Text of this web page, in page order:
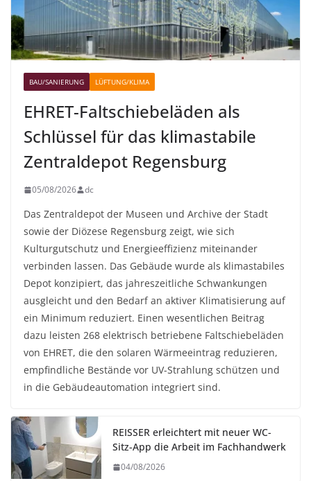
BAU/SANIERUNG LÜFTUNG/KLIMA
EHRET-Faltschiebeläden als
Schlüssel für das klimastabile
Zentraldepot Regensburg
05/08/2026 dc
Das Zentraldepot der Museen und Archive der Stadt
sowie der Diözese Regensburg zeigt, wie sich
Kulturgutschutz und Energieeffizienz miteinander
verbinden lassen. Das Gebäude wurde als klimastabiles
Depot konzipiert, das jahreszeitliche Schwankungen
ausgleicht und den Bedarf an aktiver Klimatisierung auf
ein Minimum reduziert. Einen wesentlichen Beitrag
dazu leisten 268 elektrisch betriebene Faltschiebeläden
von EHRET, die den solaren Wärmeeintrag reduzieren,
empfindliche Bestände vor UV-Strahlung schützen und
in die Gebäudeautomation integriert sind.
REISSER erleichtert mit neuer WC-
Sitz-App die Arbeit im Fachhandwerk
04/08/2026